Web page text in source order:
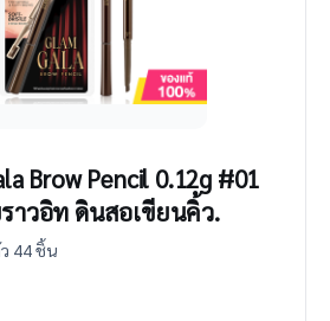
Brow Pencil 0.12g #01
าวอิท ดินสอเขียนคิ้ว.
44 ชิ้น